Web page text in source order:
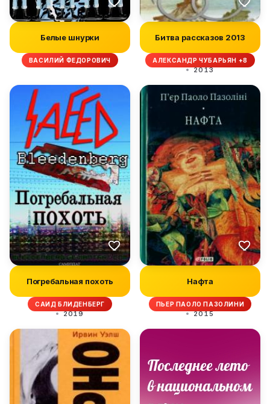
Белые шнурки
ВАСИЛИЙ ФЕДОРОВИЧ
Битва рассказов 2013
АЛЕКСАНДР ЧУБАРЬЯН +8
2013
Погребальная похоть
САИД БЛИДЕНБЕРГ
2019
Нафта
ПЬЕР ПАОЛО ПАЗОЛИНИ
2015